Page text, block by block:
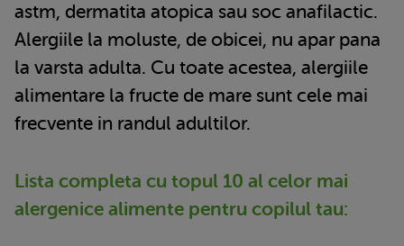
astm, dermatita atopica sau soc anafilactic.
Alergiile la moluste, de obicei, nu apar pana
la varsta adulta. Cu toate acestea, alergiile
alimentare la fructe de mare sunt cele mai
frecvente in randul adultilor.
Lista completa cu topul 10 al celor mai
alergenice alimente pentru copilul tau: